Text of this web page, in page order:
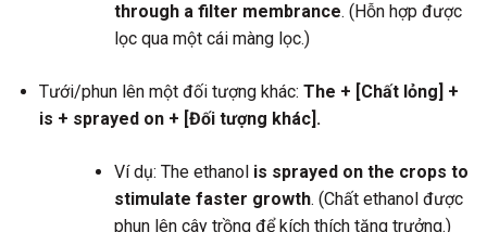
through a filter membrance. (Hỗn hợp được
lọc qua một cái màng lọc.)
Tưới/phun lên một đối tượng khác: The + [Chất lỏng] +
is + sprayed on + [Đối tượng khác].
Ví dụ: The ethanol is sprayed on the crops to
stimulate faster growth. (Chất ethanol được
phun lên cây trồng để kích thích tăng trưởng.)